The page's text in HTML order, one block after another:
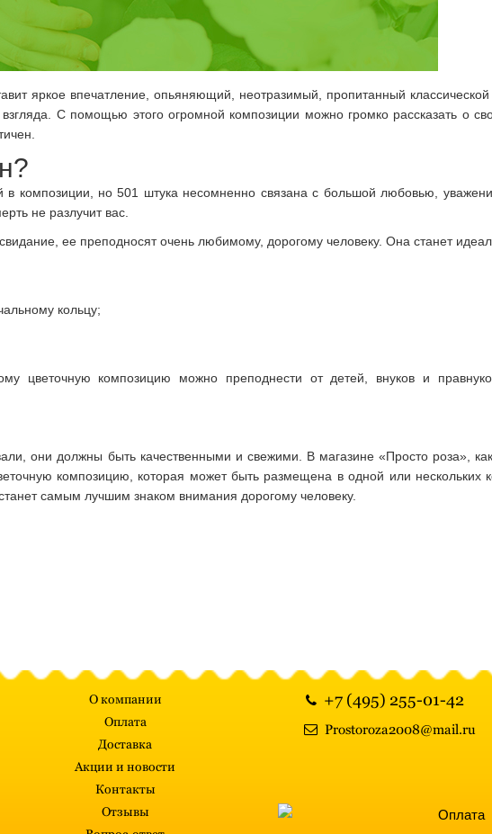
яркое впечатление, опьяняющий, неотразимый, пропитанный классической
взгляда. С помощью этого огромной композиции можно громко рассказать о
в композиции, но 501 штука несомненно связана с большой любовью,
не разлучит вас.
ее преподносят очень любимому, дорогому человеку. Она станет
кольцу;
цветочную композицию можно преподнести от детей, внуков и
они должны быть качественными и свежими. В магазине «Просто роза»,
композицию, которая может быть размещена в одной или нескольких
самым лучшим знаком внимания дорогому человеку.
О компании
Оплата
Доставка
Акции и новости
Контакты
Отзывы
+7 (495) 255-01-42
Prostoroza2008@mail.ru